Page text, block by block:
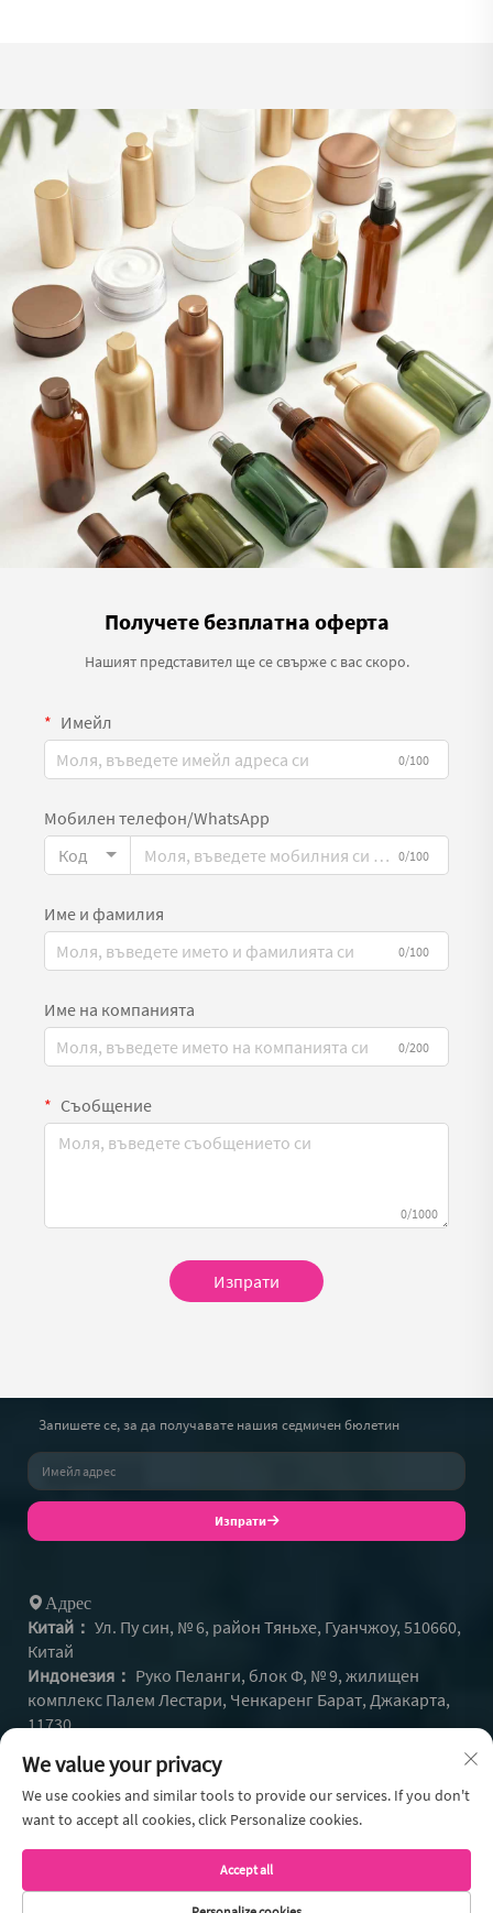
Получете безплатна оферта
Нашият представител ще се свърже с вас скоро.
Имейл
0/100
Мобилен телефон/WhatsApp
Код
0/100
Име и фамилия
0/100
Име на компанията
0/200
Съобщение
0/1000
Изпрати
Запишете се, за да получавате нашия седмичен бюлетин
Изпрати
Адрес
Китай： Ул. Пу син, № 6, район Тяньхе, Гуанчжоу, 510660,
Китай
Индонезия： Руко Пеланги, блок Ф, № 9, жилищен
комплекс Палем Лестари, Ченкаренг Барат, Джакарта,
11730
Whatsapp:+62 812-9504-2586
Имейл：[email protected]
© Всички права запазени Гуанджоу Рънк Индъстриъл Ко.,
We value your privacy
We use cookies and similar tools to provide our services. If you don't
want to accept all cookies, click Personalize cookies.
Accept all